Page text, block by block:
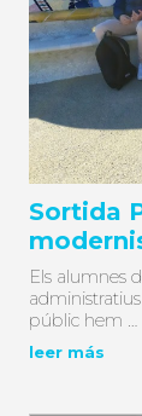
Sortida
Els alumnes
públic hem …
leer más